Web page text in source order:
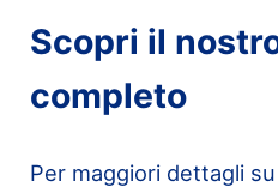
Scopri il
completo
Per maggiori dettagli